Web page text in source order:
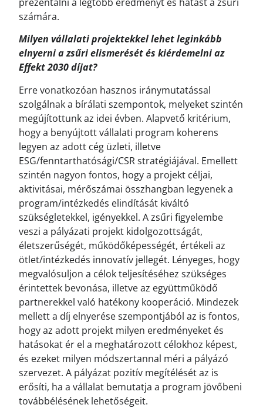
számára.
Milyen vállalati projektekkel lehet leginkább
elnyerni a zsűri elismerését és kiérdemelni az
Effekt 2030 díjat?
Erre vonatkozóan hasznos iránymutatással
szolgálnak a bírálati szempontok, melyeket szintén
megújítottunk az idei évben. Alapvető kritérium,
hogy a benyújtott vállalati program koherens
legyen az adott cég üzleti, illetve
ESG/fenntarthatósági/CSR stratégiájával. Emellett
szintén nagyon fontos, hogy a projekt céljai,
aktivitásai, mérőszámai összhangban legyenek a
program/intézkedés elindítását kiváltó
szükségletekkel, igényekkel. A zsűri figyelembe
veszi a pályázati projekt kidolgozottságát,
életszerűségét, működőképességét, értékeli az
ötlet/intézkedés innovatív jellegét. Lényeges, hogy
megvalósuljon a célok teljesítéséhez szükséges
érintettek bevonása, illetve az együttműködő
partnerekkel való hatékony kooperáció. Mindezek
mellett a díj elnyerése szempontjából az is fontos,
hogy az adott projekt milyen eredményeket és
hatásokat ér el a meghatározott célokhoz képest,
és ezeket milyen módszertannal méri a pályázó
szervezet. A pályázat pozitív megítélését az is
erősíti, ha a vállalat bemutatja a program jövőbeni
továbbélésének lehetőségeit.